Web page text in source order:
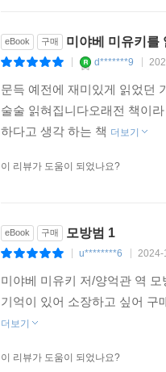
eBook 구매 미야베 미유키를
d*******9
문득 예전에 재미있게 읽었던
술술 읽혀집니다오래전 책이
하다고 생각 하는 책 더보기
이 리뷰가 도움이 되었나요?
eBook 구매 모방범 1
u********6 2024-
미야베 미유키 저/양억관 역
기억이 있어 소장하고 싶어 구
더보기
이 리뷰가 도움이 되었나요?